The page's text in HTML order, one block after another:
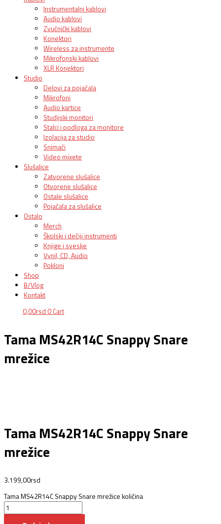
Instrumentalni kablovi
Audio kablovi
Zvučnički kablovi
Konektori
Wireless za instrumente
Mikrofonski kablovi
XLR Konektori
Studio
Delovi za pojačala
Mikrofoni
Audio kartice
Studijski monitori
Stalci i podloga za monitore
Izolacija za studio
Snimači
Video mixete
Slušalice
Zatvorene slušalice
Otvorene slušalice
Ostale slušalice
Pojačala za slušalice
Ostalo
Merch
Školski i dečiji instrumenti
Knjige i sveske
Vynil, CD, Audio
Pokloni
Shop
B/Vlog
Kontakt
0,00rsd 0 Cart
Tama MS42R14C Snappy Snare
mrežice
Tama MS42R14C Snappy Snare
mrežice
3.199,00rsd
Tama MS42R14C Snappy Snare mrežice količina